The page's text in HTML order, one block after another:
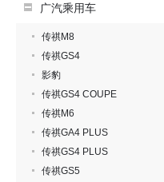
广汽乘用车
传祺M8
传祺GS4
影豹
传祺GS4 COUPE
传祺M6
传祺GA4 PLUS
传祺GS4 PLUS
传祺GS5